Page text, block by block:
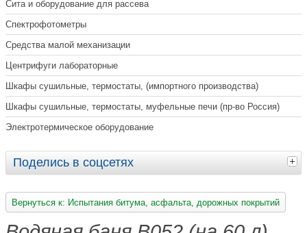
Сита и оборудование для рассева
Спектрофотометры
Средства малой механизации
Центрифуги лабораторные
Шкафы сушильные, термостаты, (импортного производства)
Шкафы сушильные, термостаты, муфельные печи (пр-во Россия)
Электротермическое оборудование
Поделись в соцсетях
Вернуться к: Испытания битума, асфальта, дорожных покрытий